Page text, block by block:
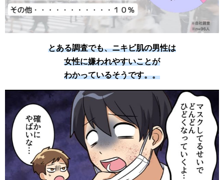
とある調査でも、ニキビ肌の男性は
女性に嫌われやすいことが
わかっているそうです。。